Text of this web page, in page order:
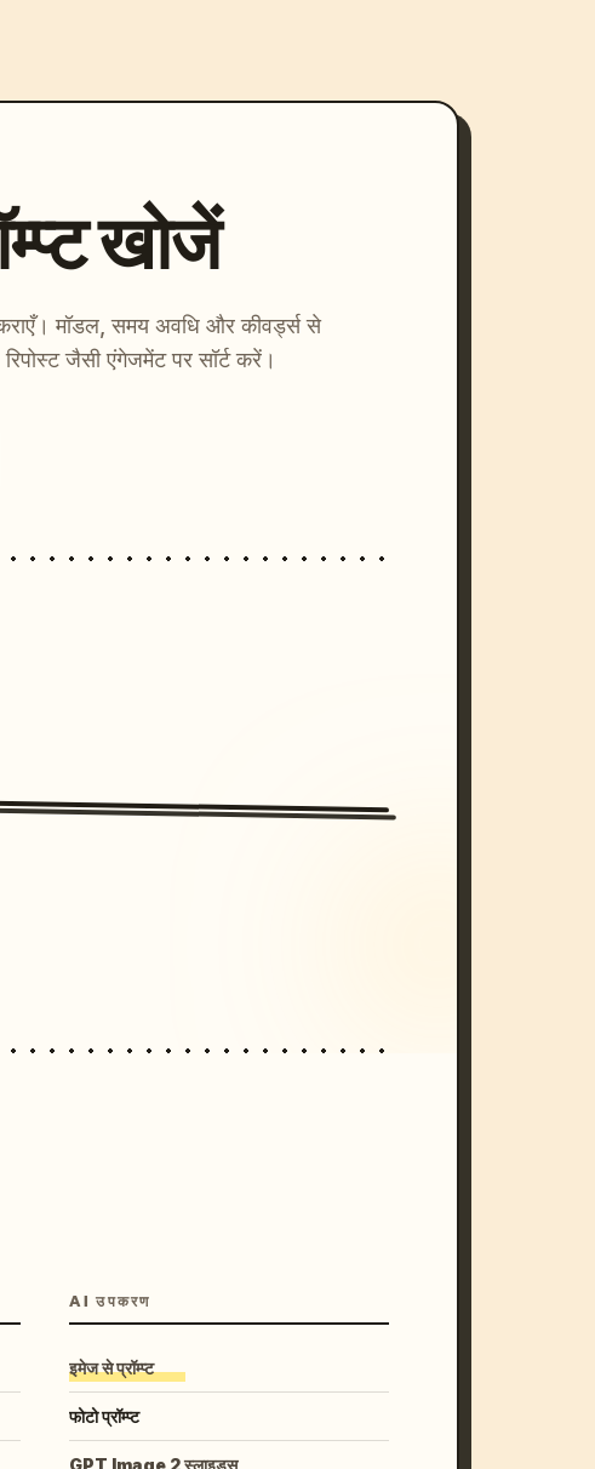
खोजें
मॉडल, समय अवधि और कीवर्ड्स से
जैसी एंगेजमेंट पर सॉर्ट करें।
AI उपकरण
इमेज से प्रॉम्प्ट
फोटो प्रॉम्प्ट
GPT Image 2 स्लाइड्स